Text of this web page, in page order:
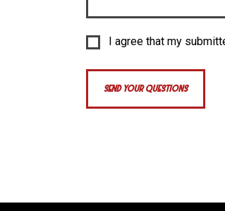
I agree that my